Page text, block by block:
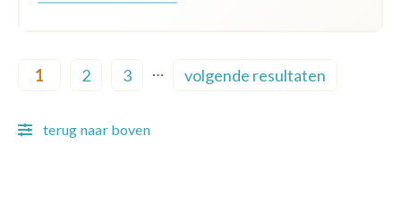
1 2 3
…
volgende resultaten
terug naar boven